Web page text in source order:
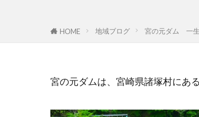
HOME 地域ブログ 宮の元ダム 一生
宮の元ダムは、宮崎県諸塚村にあ